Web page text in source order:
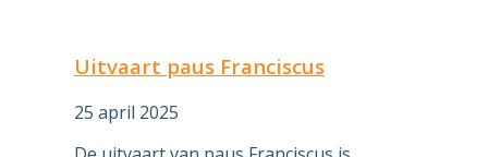
Uitvaart paus Franciscus
25 april 2025